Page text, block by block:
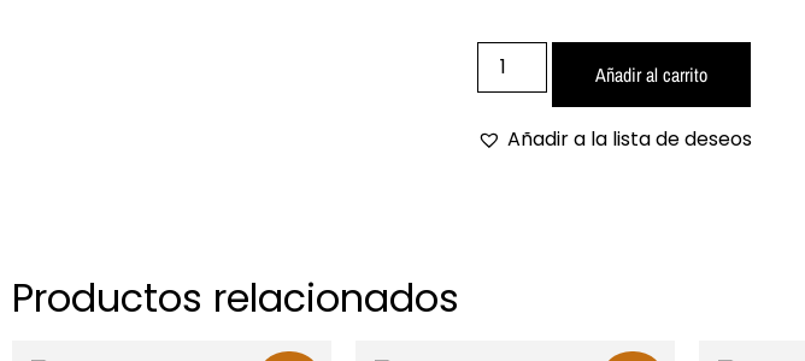
Añadir al carrito
Añadir a la lista de deseos
Productos relacionados